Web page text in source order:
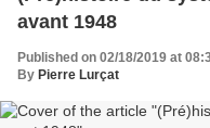
avant 1948
Published on 02/18/2019 at
By Pierre Lurçat